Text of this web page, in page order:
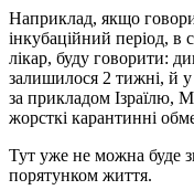
Наприклад, якщо
інкубаційний період, в
лікар, буду говорити:
залишилося 2 тижні, й
за прикладом Ізраїлю,
жорсткі карантинні
Тут уже не можна буде
порятунком життя.